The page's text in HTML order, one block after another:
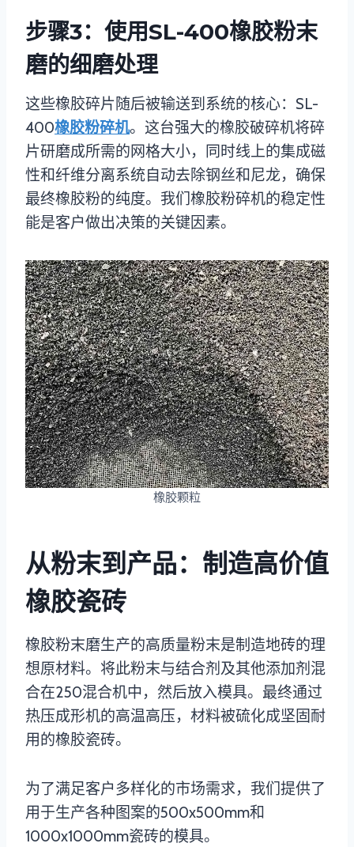
步骤3：使用SL-400橡胶粉末
磨的细磨处理
这些橡胶碎片随后被输送到系统的核心：SL-
400橡胶粉碎机。这台强大的橡胶破碎机将碎
片研磨成所需的网格大小，同时线上的集成磁
性和纤维分离系统自动去除钢丝和尼龙，确保
最终橡胶粉的纯度。我们橡胶粉碎机的稳定性
能是客户做出决策的关键因素。
橡胶颗粒
从粉末到产品：制造高价值
橡胶瓷砖
橡胶粉末磨生产的高质量粉末是制造地砖的理
想原材料。将此粉末与结合剂及其他添加剂混
合在250混合机中，然后放入模具。最终通过
热压成形机的高温高压，材料被硫化成坚固耐
用的橡胶瓷砖。
为了满足客户多样化的市场需求，我们提供了
用于生产各种图案的500x500mm和
1000x1000mm瓷砖的模具。